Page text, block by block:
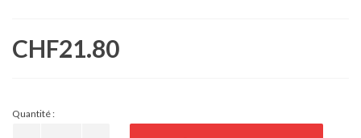
CHF21.80
Quantité :